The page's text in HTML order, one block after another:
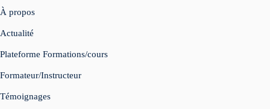
📲
& shooting
IA Vidéo IA
À propos
Actualité
Plateforme Formations/cours
Formateur/Instructeur
Témoignages